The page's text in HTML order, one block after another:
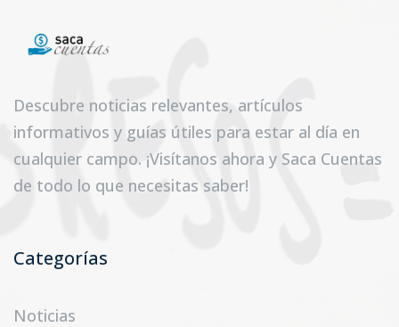
Descubre noticias relevantes, artículos
informativos y guías útiles para estar al día en
cualquier campo. ¡Visítanos ahora y Saca Cuentas
de todo lo que necesitas saber!
Categorías
Noticias